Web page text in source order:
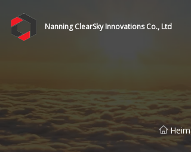
Nanning ClearSky Innovations Co., Ltd
Heim